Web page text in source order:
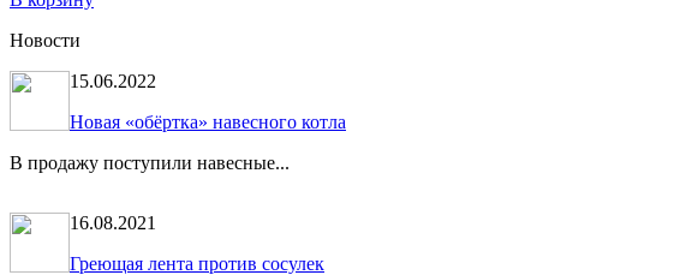
Новости
15.06.2022
Новая «обёртка» навесного котла
В продажу поступили навесные...
16.08.2021
Греющая лента против сосулек